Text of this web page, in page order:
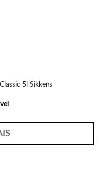
5l Sikkens